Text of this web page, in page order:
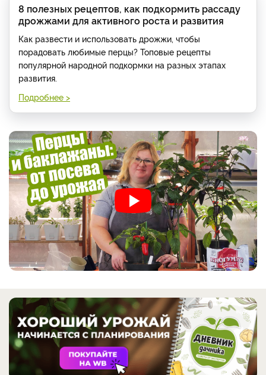
8 полезных рецептов, как подкормить рассаду
дрожжами для активного роста и развития
Как развести и использовать дрожжи, чтобы
порадовать любимые перцы? Топовые рецепты
популярной народной подкормки на разных этапах
развития.
Подробнее >